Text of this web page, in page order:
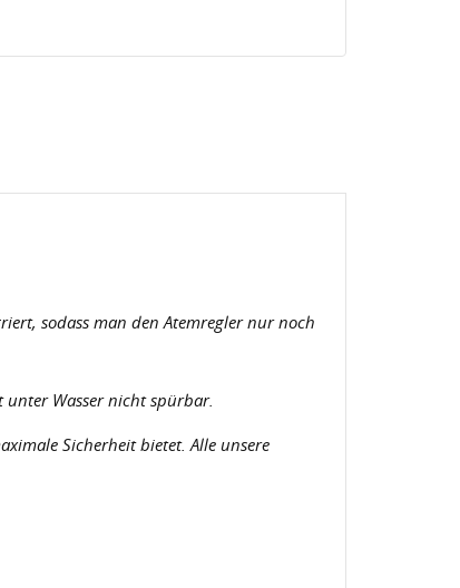
sodass man den Atemregler nur noch
unter Wasser nicht spürbar.
Sicherheit bietet. Alle unsere